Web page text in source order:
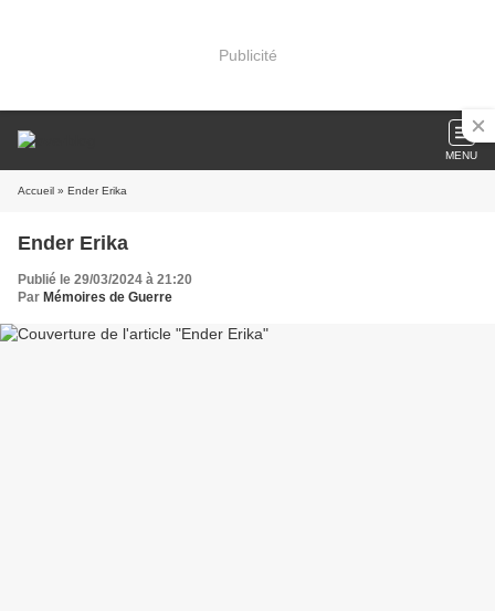
Publicité
MENU
Accueil » Ender Erika
Ender Erika
Publié le 29/03/2024 à 21:20
Par Mémoires de Guerre